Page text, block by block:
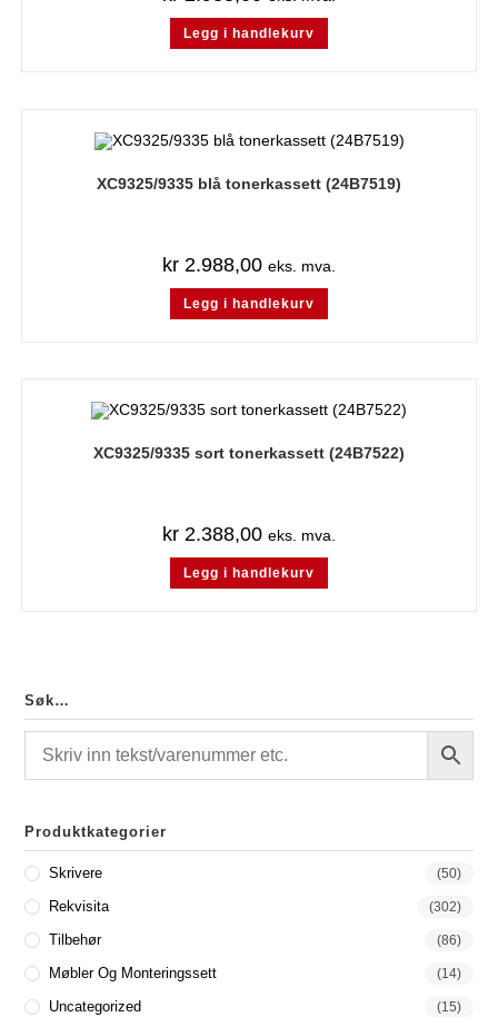
Legg i handlekurv
XC9325/9335 blå tonerkassett (24B7519)
kr 2.988,00 eks. mva.
Legg i handlekurv
XC9325/9335 sort tonerkassett (24B7522)
kr 2.388,00 eks. mva.
Legg i handlekurv
Søk…
Produktkategorier
Skrivere (50)
Rekvisita (302)
Tilbehør (86)
Møbler Og Monteringssett (14)
Uncategorized (15)